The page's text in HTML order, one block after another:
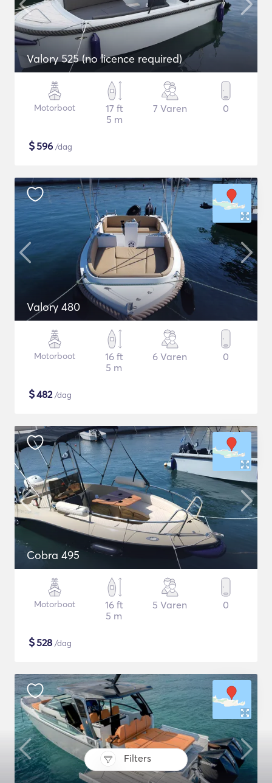
Filters
Valory 525 (no licence required)
Motorboot
17 ft
5 m
7 Varen 0
$596 /dag
Valory 480
Motorboot
16 ft
5 m
6 Varen 0
$482/dag
Cobra 495
Motorboot
16 ft
5 m
5 Varen 0
$528 /dag